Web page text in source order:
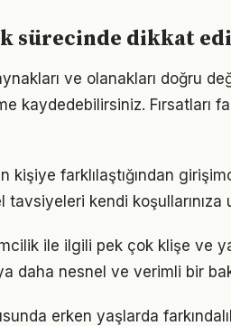
sürecinde dikkat
ve olanakları doğru
kaydedebilirsiniz.
kişiye farklılaştığından
tavsiyeleri kendi koşullarınıza
ile ilgili pek çok klişe ve
daha nesnel ve verimli bir
erken yaşlarda